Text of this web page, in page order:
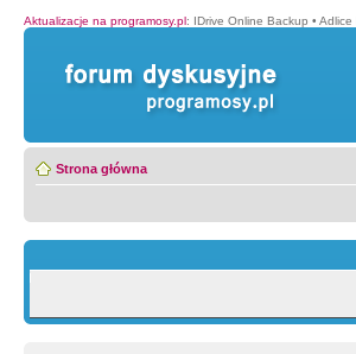
Aktualizacje na programosy.pl: IDrive Online Backup • Adlice
Strona główna